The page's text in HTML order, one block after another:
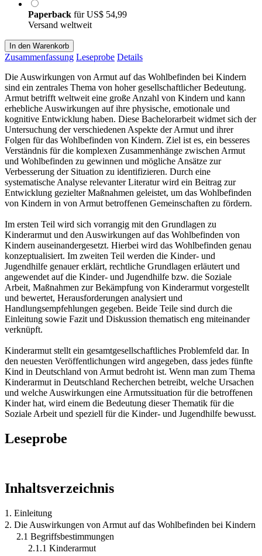
Paperback fürUS$ 54,99
Versand weltweit
In den Warenkorb
Zusammenfassung Leseprobe Details
Die Auswirkungen von Armut auf das Wohlbefinden bei Kindern
sind ein zentrales Thema von hoher gesellschaftlicher Bedeutung.
Armut betrifft weltweit eine große Anzahl von Kindern und kann
erhebliche Auswirkungen auf ihre physische, emotionale und
kognitive Entwicklung haben. Diese Bachelorarbeit widmet sich der
Untersuchung der verschiedenen Aspekte der Armut und ihrer
Folgen für das Wohlbefinden von Kindern. Ziel ist es, ein besseres
Verständnis für die komplexen Zusammenhänge zwischen Armut
und Wohlbefinden zu gewinnen und mögliche Ansätze zur
Verbesserung der Situation zu identifizieren. Durch eine
systematische Analyse relevanter Literatur wird ein Beitrag zur
Entwicklung gezielter Maßnahmen geleistet, um das Wohlbefinden
von Kindern in von Armut betroffenen Gemeinschaften zu fördern.
Im ersten Teil wird sich vorrangig mit den Grundlagen zu
Kinderarmut und den Auswirkungen auf das Wohlbefinden von
Kindern auseinandergesetzt. Hierbei wird das Wohlbefinden genau
konzeptualisiert. Im zweiten Teil werden die Kinder- und
Jugendhilfe genauer erklärt, rechtliche Grundlagen erläutert und
angewendet auf die Kinder- und Jugendhilfe bzw. die Soziale
Arbeit, Maßnahmen zur Bekämpfung von Kinderarmut vorgestellt
und bewertet, Herausforderungen analysiert und
Handlungsempfehlungen gegeben. Beide Teile sind durch die
Einleitung sowie Fazit und Diskussion thematisch eng miteinander
verknüpft.
Kinderarmut stellt ein gesamtgesellschaftliches Problemfeld dar. In
den neuesten Veröffentlichungen wird angegeben, dass jedes fünfte
Kind in Deutschland von Armut bedroht ist. Wenn man zum Thema
Kinderarmut in Deutschland Recherchen betreibt, welche Ursachen
und welche Auswirkungen eine Armutssituation für die betroffenen
Kinder hat, wird einem die Bedeutung dieser Thematik für die
Soziale Arbeit und speziell für die Kinder- und Jugendhilfe bewusst.
Leseprobe
Inhaltsverzeichnis
1. Einleitung
2. Die Auswirkungen von Armut auf das Wohlbefinden bei Kindern
2.1 Begriffsbestimmungen
2.1.1 Kinderarmut